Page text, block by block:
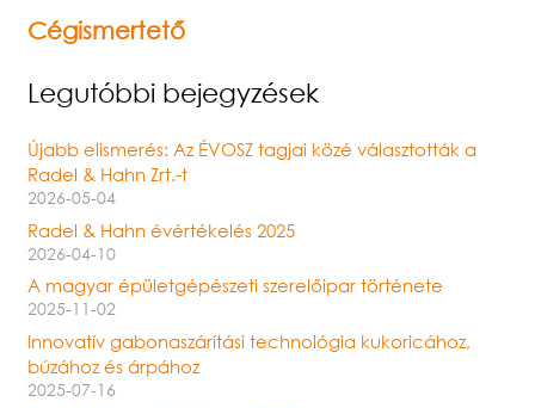
Cégismertető
Legutóbbi bejegyzések
Újabb elismerés: Az ÉVOSZ tagjai közé választották a
Radel & Hahn Zrt.-t
2026-05-04
Radel & Hahn évértékelés 2025
2026-04-10
A magyar épületgépészeti szerelőipar története
2025-11-02
Innovatív gabonaszárítási technológia kukoricához,
búzához és árpához
2025-07-16